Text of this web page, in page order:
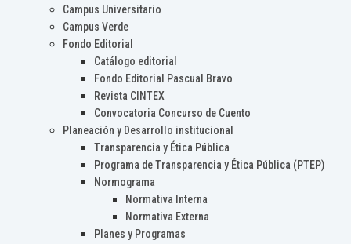
Campus Universitario
Campus Verde
Fondo Editorial
Catálogo editorial
Fondo Editorial Pascual Bravo
Revista CINTEX
Convocatoria Concurso de Cuento
Planeación y Desarrollo institucional
Transparencia y Ética Pública
Programa de Transparencia y Ética Pública (PTEP)
Normograma
Normativa Interna
Normativa Externa
Planes y Programas